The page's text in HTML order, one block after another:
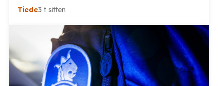
aineista. Laboratoriossa saavutettu tulos voi avata
poikkeaa perusteellisesti nykyisestä tuotannosta.
Turun yliopiston tutkijat ovat onnistuneet pitämään
syanobakteereihin perustuvan kemikaalien
tuotantojärjestelmän toiminnassa yli neljän
kuukauden ajan. Kyseessä ei ole vain pitkä
laboratoriokoe. Tutkijoiden tavoitteena on kehittää
Tiede3 t sitten